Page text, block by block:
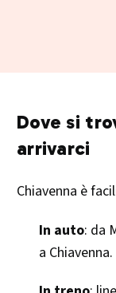
Dove si
arrivarci
Chiavenna è
In auto: da
a Chiavenna.